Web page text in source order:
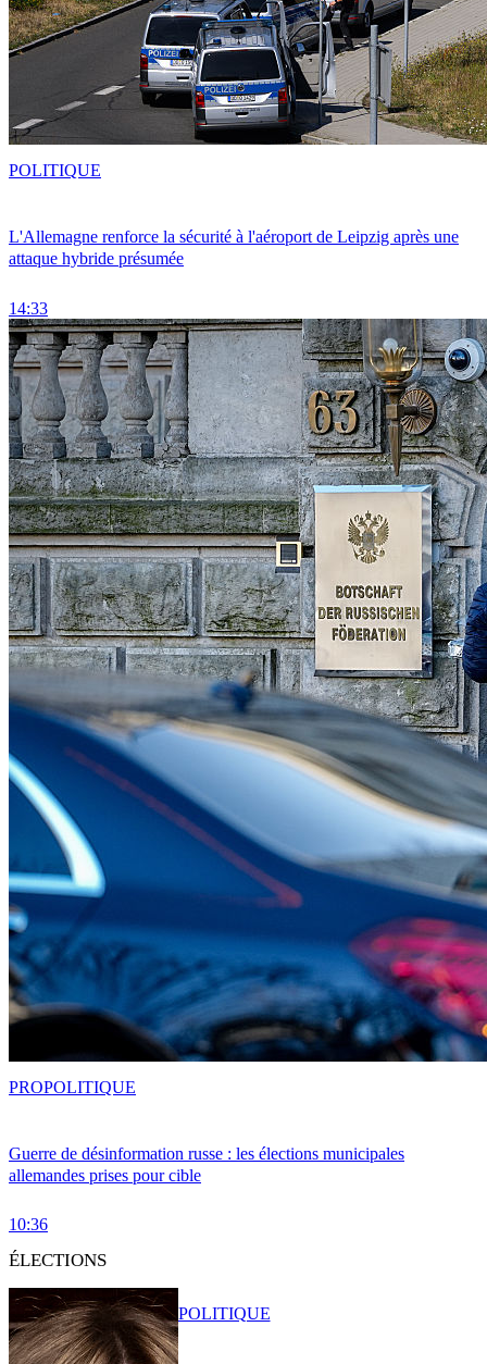
L'Allemagne renforce la sécurité à l'aéroport de Leipzig après une
attaque hybride présumée
14:33
POLITIQUE
Guerre de désinformation russe : les élections municipales
allemandes prises pour cible
10:36
PROPOLITIQUE
ÉLECTIONS
POLITIQUE